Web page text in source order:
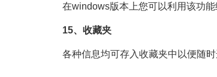
在windows版本上您可以利用该功能
15、收藏夹
各种信息均可存入收藏夹中以便随时